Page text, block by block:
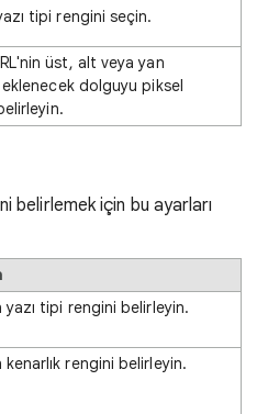
tipi rengini seçin.
üst, alt veya yan
dolguyu piksel
belirlemek için bu ayarları
yazı tipi rengini belirleyin.
kenarlık rengini belirleyin.